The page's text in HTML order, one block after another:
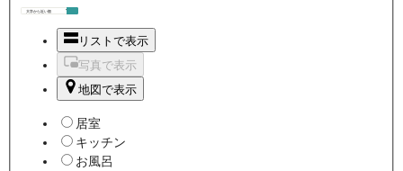
リストで表示
写真で表示
地図で表示
居室
キッチン
お風呂